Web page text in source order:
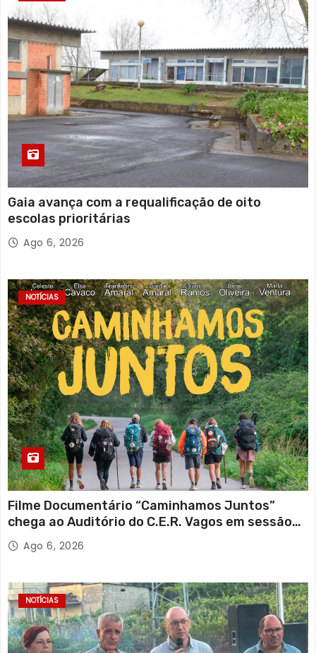
Gaia avança com a requalificação de oito
escolas prioritárias
Ago 6, 2026
NOTÍCIAS
Filme Documentário “Caminhamos Juntos”
chega ao Auditório do C.E.R. Vagos em sessão
solidária
Ago 6, 2026
NOTÍCIAS